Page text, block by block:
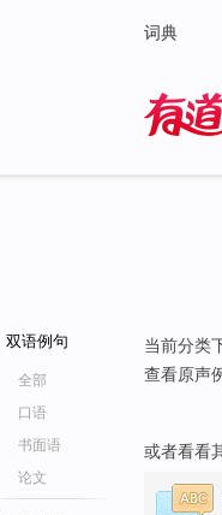
词典
双语例句
全部
口语
书面语
论文
当前分类
查看原声
或者看看